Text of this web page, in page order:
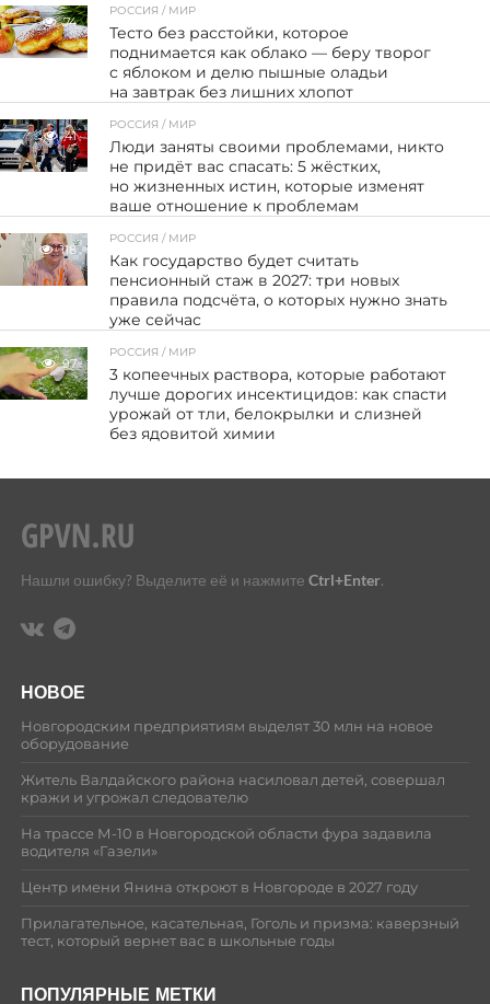
74
РОССИЯ / МИР
Тесто без расстойки, которое
поднимается как облако — беру творог
с яблоком и делю пышные оладьи
на завтрак без лишних хлопот
41
РОССИЯ / МИР
Люди заняты своими проблемами, никто
не придёт вас спасать: 5 жёстких,
но жизненных истин, которые изменят
ваше отношение к проблемам
118
РОССИЯ / МИР
Как государство будет считать
пенсионный стаж в 2027: три новых
правила подсчёта, о которых нужно знать
уже сейчас
97
РОССИЯ / МИР
3 копеечных раствора, которые работают
лучше дорогих инсектицидов: как спасти
урожай от тли, белокрылки и слизней
без ядовитой химии
Нашли ошибку? Выделите её и нажмите Ctrl+Enter.
НОВОЕ
Новгородским предприятиям выделят 30 млн на новое
оборудование
Житель Валдайского района насиловал детей, совершал
кражи и угрожал следователю
На трассе М-10 в Новгородской области фура задавила
водителя «Газели»
Центр имени Янина откроют в Новгороде в 2027 году
Прилагательное, касательная, Гоголь и призма: каверзный
тест, который вернет вас в школьные годы
ПОПУЛЯРНЫЕ МЕТКИ